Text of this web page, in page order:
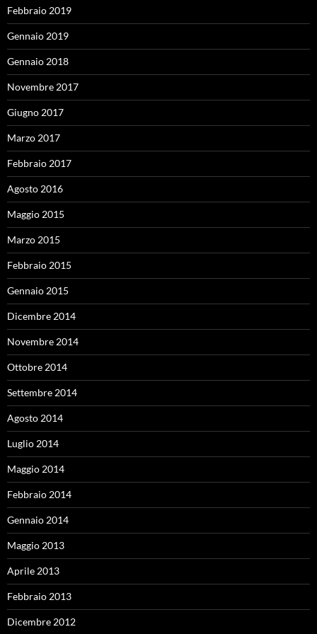
Febbraio 2019
Gennaio 2019
Gennaio 2018
Novembre 2017
Giugno 2017
Marzo 2017
Febbraio 2017
Agosto 2016
Maggio 2015
Marzo 2015
Febbraio 2015
Gennaio 2015
Dicembre 2014
Novembre 2014
Ottobre 2014
Settembre 2014
Agosto 2014
Luglio 2014
Maggio 2014
Febbraio 2014
Gennaio 2014
Maggio 2013
Aprile 2013
Febbraio 2013
Dicembre 2012